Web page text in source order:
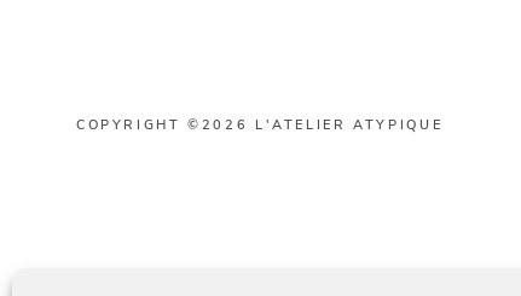
COPYRIGHT ©2026 L'ATELIER ATYPIQUE